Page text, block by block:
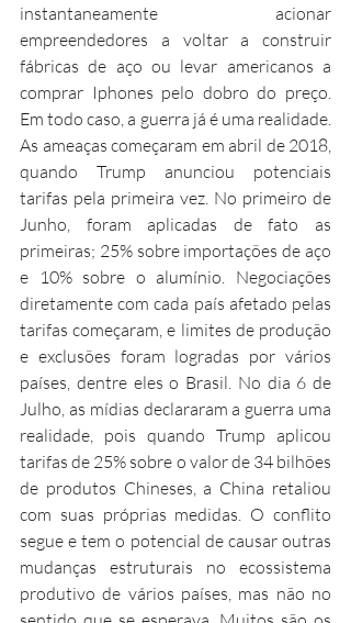
instantaneamente acionar
empreendedores a voltar a construir
fábricas de aço ou levar americanos a
comprar Iphones pelo dobro do preço.
Em todo caso, a guerra já é uma realidade.
As ameaças começaram em abril de 2018,
quando Trump anunciou potenciais
tarifas pela primeira vez. No primeiro de
Junho, foram aplicadas de fato as
primeiras; 25% sobre importações de aço
e 10% sobre o alumínio. Negociações
diretamente com cada país afetado pelas
tarifas começaram, e limites de produção
e exclusões foram logradas por vários
países, dentre eles o Brasil. No dia 6 de
Julho, as mídias declararam a guerra uma
realidade, pois quando Trump aplicou
tarifas de 25% sobre o valor de 34 bilhões
de produtos Chineses, a China retaliou
com suas próprias medidas. O conflito
segue e tem o potencial de causar outras
mudanças estruturais no ecossistema
produtivo de vários países, mas não no